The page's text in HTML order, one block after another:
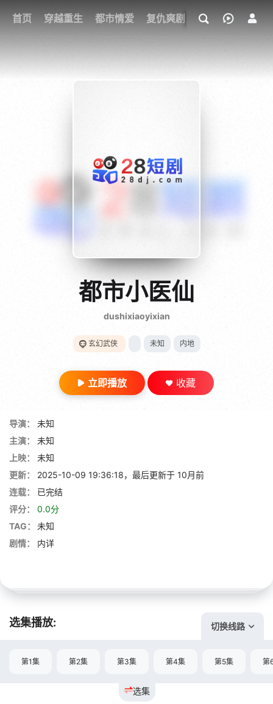
首页 穿越重生 都市情爱 复仇爽剧 玄幻武侠 奇幻
我的观影记录
{if condition="$obj.vod_points
gt 0"}
28短剧
都市小医仙
dushixiaoyixian
玄幻武侠 未知 内地
立即播放 收藏
导演：
未知
主演：
未知
上映：
未知
更新：
2025-10-09 19:36:18，最后更新于 10月前
连载：
已完结
评分：
0.0分
TAG：
未知
剧情：
内详
选集播放: 切换线路
选集
第1集 第2集 第3集 第4集 第5集 第